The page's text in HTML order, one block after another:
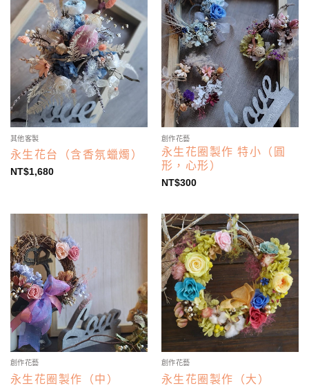
其他客製
永生花台（含香氛蠟燭）
NT$1,680
創作花藝
永生花圈製作 特小（圓
形，心形）
NT$300
創作花藝
永生花圈製作（中）
創作花藝
永生花圈製作（大）